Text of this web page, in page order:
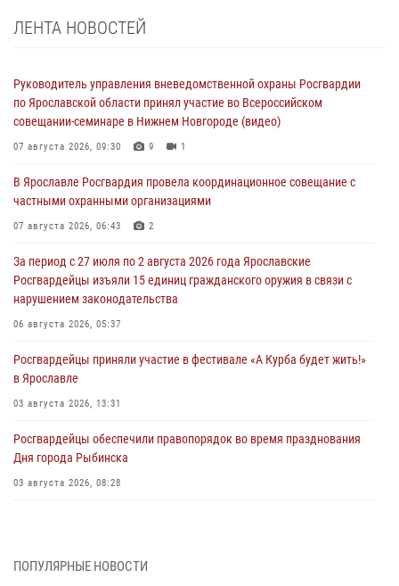
ЛЕНТА НОВОСТЕЙ
Руководитель управления вневедомственной охраны Росгвардии
по Ярославской области принял участие во Всероссийском
совещании-семинаре в Нижнем Новгороде (видео)
07 августа 2026, 09:30 9 1
В Ярославле Росгвардия провела координационное совещание с
частными охранными организациями
07 августа 2026, 06:43 2
За период с 27 июля по 2 августа 2026 года Ярославские
Росгвардейцы изъяли 15 единиц гражданского оружия в связи с
нарушением законодательства
06 августа 2026, 05:37
Росгвардейцы приняли участие в фестивале «А Курба будет жить!»
в Ярославле
03 августа 2026, 13:31
Росгвардейцы обеспечили правопорядок во время празднования
Дня города Рыбинска
03 августа 2026, 08:28
03 августа 2026, 07:24
ПОПУЛЯРНЫЕ НОВОСТИ